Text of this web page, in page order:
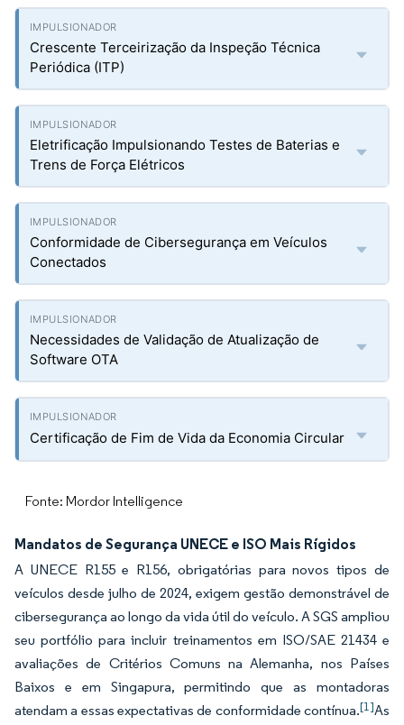
Crescente Terceirização da Inspeção Técnica
Periódica (ITP)
Eletrificação Impulsionando Testes de Baterias e
Trens de Força Elétricos
Conformidade de Cibersegurança em Veículos
Conectados
Necessidades de Validação de Atualização de
Software OTA
Certificação de Fim de Vida da Economia Circular
Fonte: Mordor Intelligence
Mandatos de Segurança UNECE e ISO Mais Rígidos
A UNECE R155 e R156, obrigatórias para novos tipos de
veículos desde julho de 2024, exigem gestão demonstrável de
cibersegurança ao longo da vida útil do veículo. A SGS ampliou
seu portfólio para incluir treinamentos em ISO/SAE 21434 e
avaliações de Critérios Comuns na Alemanha, nos Países
Baixos e em Singapura, permitindo que as montadoras
atendam a essas expectativas de conformidade contínua.[1]As